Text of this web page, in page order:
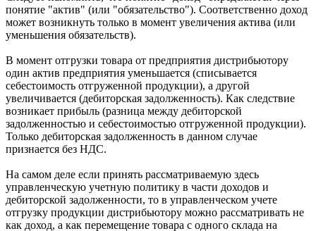
понятие "актив" (или "обязательство"). Соответственно доход
может возникнуть только в момент увеличения актива (или
уменьшения обязательств).
В момент отгрузки товара от предприятия дистрибьютору
один актив предприятия уменьшается (списывается
себестоимость отгруженной продукции), а другой
увеличивается (дебиторская задолженность). Как следствие
возникает прибыль (разница между дебиторской
задолженностью и себестоимостью отгруженной продукции).
Только дебиторская задолженность в данном случае
признается без НДС.
На самом деле если принять рассматриваемую здесь
управленческую учетную политику в части доходов и
дебиторской задолженности, то в управленческом учете
отгрузку продукции дистрибьютору можно рассматривать не
как доход, а как перемещение товара с одного склада на